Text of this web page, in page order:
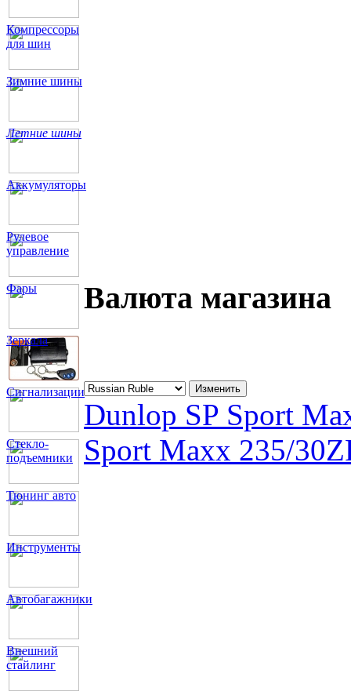
Компрессоры
для шин
Зимние шины
Летние шины
Аккумуляторы
Рулевое
управление
Фары
Зеркала
Сигнализации
Стекло-
подъемники
Тюнинг авто
Инструменты
Автобагажники
Внешний
стайлинг
Валюта магазина
Dunlop SP Sport
Sport Maxx 235/